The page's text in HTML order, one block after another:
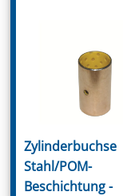
Zylinderbuchse
Stahl/POM-
Beschichtung -